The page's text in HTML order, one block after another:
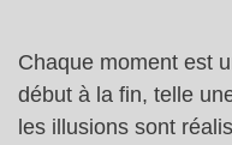
Chaque moment est
début à la fin, telle
les illusions sont